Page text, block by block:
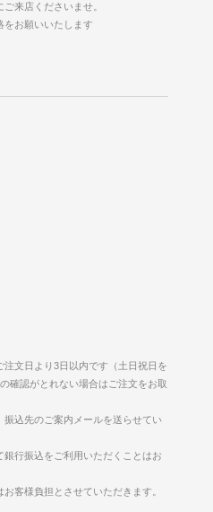
来店くださいませ。
お願いいたします
文日より3日以内です（土日祝日を
確認がとれない場合はご注文をお取
込先のご案内メールを送らせてい
行振込をご利用いただくことはお
客様負担とさせていただきます。